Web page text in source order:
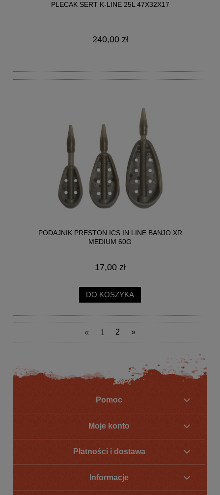
PLECAK SERT K-LINE 25L 47X32X17
240,00 zł
PODAJNIK PRESTON ICS IN LINE BANJO XR
MEDIUM 60G
17,00 zł
DO KOSZYKA
« 1 2 »
Pomoc
Moje konto
Płatności i dostawa
Informacje